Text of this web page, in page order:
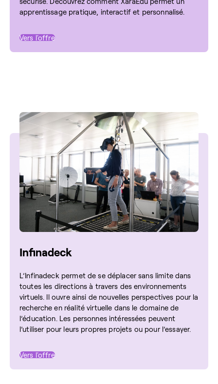
apprentissage pratique, interactif et personnalisé.
Vers l'offre
Infinadeck
L’Infinadeck permet de se déplacer sans limite dans
toutes les directions à travers des environnements
virtuels. Il ouvre ainsi de nouvelles perspectives pour la
recherche en réalité virtuelle dans le domaine de
l’éducation. Les personnes intéressées peuvent
l’utiliser pour leurs propres projets ou pour l’essayer.
Vers l'offre